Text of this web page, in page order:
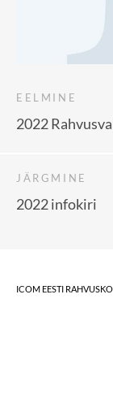
EELMINE
2022
JÄRGMINE
2022 infokiri
ICOM EESTI